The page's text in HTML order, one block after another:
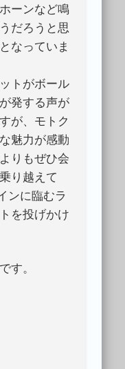
ーンなど鳴
だろうと思
なっていま
トがボール
発する声が
が、モトク
魅力が感動
りもぜひ会
り越えて
ンに臨むラ
を投げかけ
す。